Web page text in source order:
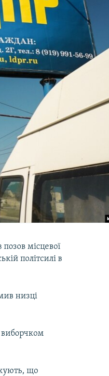
місцевої
політсилі в
низці
що